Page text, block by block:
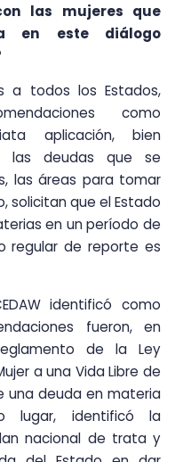
las mujeres que
en este diálogo
a todos los Estados,
como
aplicación, bien
las deudas que se
las áreas para tomar
solicitan que el Estado
en un período de
regular de reporte es
identificó como
fueron, en
de la Ley
a una Vida Libre de
una deuda en materia
lugar, identificó la
nacional de trata y